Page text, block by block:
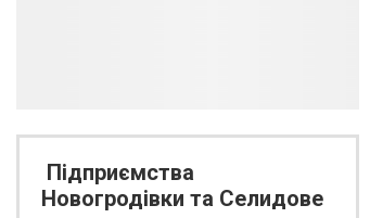
Підприємства
Новогродівки та Селидове